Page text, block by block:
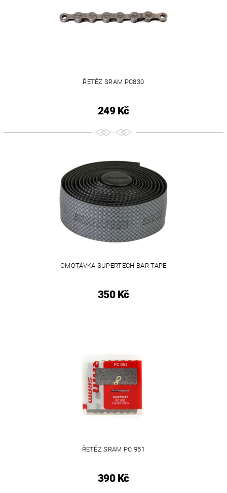
ŘETĚZ SRAM PC830
249 Kč
OMOTÁVKA SUPERTECH BAR TAPE
350 Kč
ŘETĚZ SRAM PC 951
390 Kč